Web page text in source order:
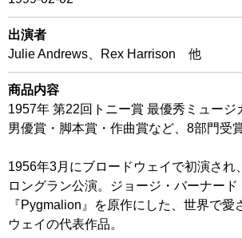
出演者
Julie Andrews、Rex Harrison 他
商品内容
1957年 第22回トニー賞 最優秀ミュージ
男優賞・脚本賞・作曲賞など、8部門受賞
1956年3月にブロードウェイで初演され
ロングラン公演。ジョージ・バーナード
『Pygmalion』を原作にした、世界で愛
ウェイの代表作品。